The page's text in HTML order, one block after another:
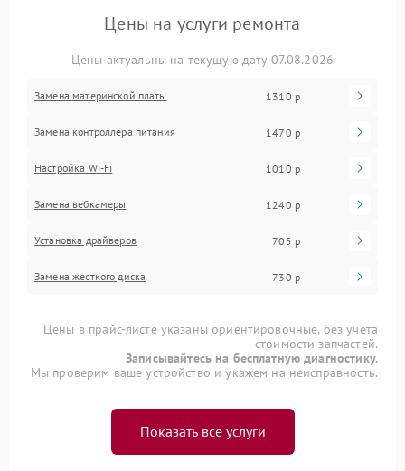
Цены на услуги ремонта
Цены актуальны на текущую дату 07.08.2026
Замена материнской платы 1310 р
Замена контроллера питания 1470 р
Настройка Wi-Fi 1010 р
Замена вебкамеры 1240 р
Установка драйверов 705 р
Замена жесткого диска 730 р
Цены в прайс-листе указаны ориентировочные, без учета
стоимости запчастей.
Записывайтесь на бесплатную диагностику.
Мы проверим ваше устройство и укажем на неисправность.
Показать все услуги